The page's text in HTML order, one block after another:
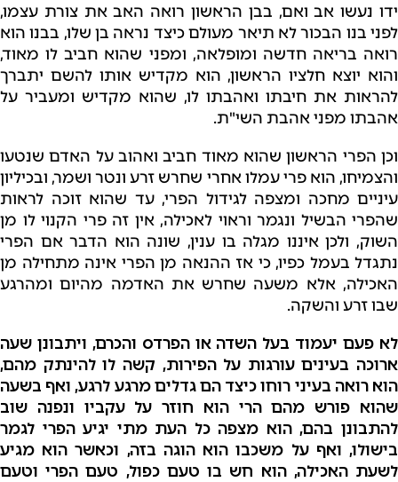
ידו נעשו אב ואם, בבן הראשון רואה האב את צורת עצמו,
לפני בנו הבכור לא תיאר מעולם כיצד נראה בן שלו, בבנו הוא
רואה בריאה חדשה ומופלאה, ומפני שהוא חביב לו מאוד,
והוא יוצא חלציו הראשון, הוא מקדיש אותו להשם יתברך
להראות את חיבתו ואהבתו לו, שהוא מקדיש ומעביר על
אהבתו מפני אהבת השי"ת.
וכן הפרי הראשון שהוא מאוד חביב ואהוב על האדם שנטעו
והצמיחו, הוא פרי עמלו אחרי שחרש זרע ונטר ושמר, ובכיליון
עיניים מחכה ומצפה לגידול הפרי, עד שהוא זוכה לראות
שהפרי הבשיל ונגמר וראוי לאכילה, אין זה פרי הקנוי לו מן
השוק, ולכן איננו מגלה בו ענין, שונה הוא הדבר אם הפרי
נתגדל בעמל כפיו, כי אז ההנאה מן הפרי אינה מתחילה מן
האכילה, אלא משעה שחרש את האדמה מהיום ומהרגע
שבו זרע והשקה.
לא פעם יעמוד בעל השדה או הפרדס והכרם, ויתבונן שעה
ארוכה בעינים עורגות על הפירות, קשה לו להינתק מהם,
הוא רואה בעיני רוחו כיצד הם גדלים מרגע לרגע, ואף בשעה
שהוא פורש מהם הרי הוא חוזר על עקביו ונפנה שוב
להתבונן בהם, הוא מצפה כל העת מתי יגיע הפרי לגמר
בישולו, ואף על משכבו הוא הוגה בזה, וכאשר הוא מגיע
לשעת האכילה, הוא חש בו טעם כפול, טעם הפרי וטעם